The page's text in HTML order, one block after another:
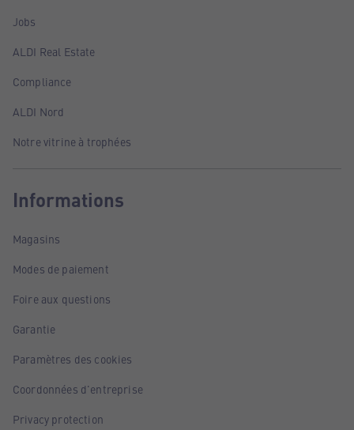
Jobs
ALDI Real Estate
Compliance
ALDI Nord
Notre vitrine à trophées
Informations
Magasins
Modes de paiement
Foire aux questions
Garantie
Paramètres des cookies
Coordonnées d'entreprise
Privacy protection